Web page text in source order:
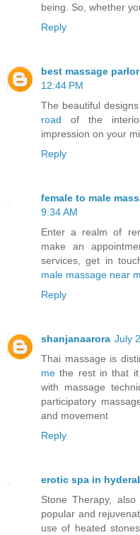
being. So, whether
Reply
best massage
12:44 PM
The beautiful designs
road of the
impression on your
Reply
female to male
9:34 AM
Enter a realm of
make an
services, get in
male massage near
Reply
shanjanaarora July
Thai massage is
me the rest in that it
with massage
participatory
and movement
Reply
erotic spa in
Stone Therapy,
popular and
use of heated